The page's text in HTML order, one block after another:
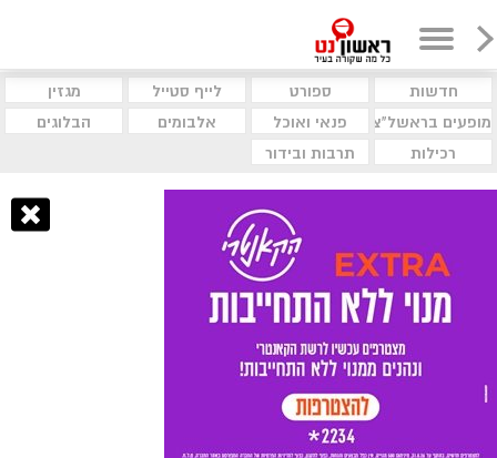
חדשות ספורט לייף סטייל
מגזין
מופעים בראשל"צ
פנאי ואוכל אלבומים
הבלוגים
רכילות
תרבות ובידור